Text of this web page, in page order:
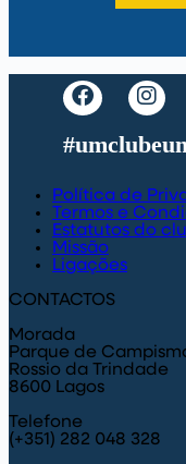
Política de
Termos e
Estatutos do
Missão
Ligações
CONTACTOS
Morada
Parque de
Rossio da Trindade
8600 Lagos
Telefone
(+351) 282 048 328